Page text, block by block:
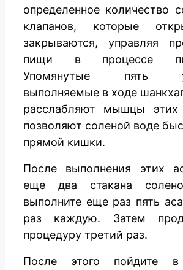
определенное количество
клапанов, которые
закрываются, управляя
пищи в процессе
Упомянутые пять
выполняемые в ходе
расслабляют мышцы этих
позволяют соленой воде
прямой кишки.
После выполнения этих
еще два стакана
выполните еще раз пять
раз каждую. Затем
процедуру третий раз.
После этого пойдите